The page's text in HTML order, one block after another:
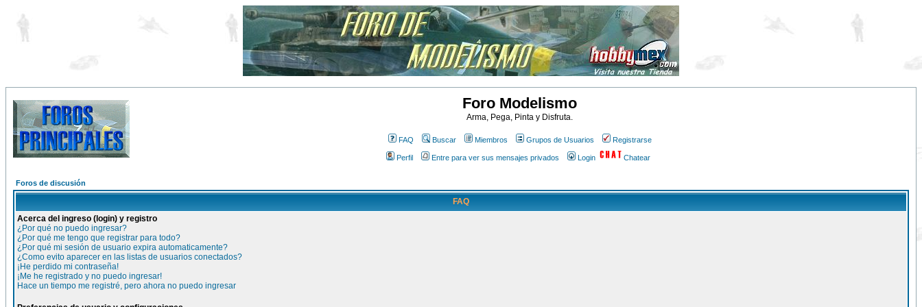
Foro Modelismo
Arma, Pega, Pinta y Disfruta.
FAQ Buscar Miembros Grupos de Usuarios Registrarse
Perfil Entre para ver sus mensajes privados Login Chatear
Foros de discusión
FAQ
Acerca del ingreso (login) y registro
¿Por qué no puedo ingresar?
¿Por qué me tengo que registrar para todo?
¿Por qué mi sesión de usuario expira automaticamente?
¿Como evito aparecer en las listas de usuarios conectados?
¡He perdido mi contraseña!
¡Me he registrado y no puedo ingresar!
Hace un tiempo me registré, pero ahora no puedo ingresar